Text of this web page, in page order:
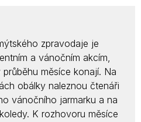
zpravodaje je
a vánočním akcím,
měsíce konají. Na
obálky naleznou čtenáři
vánočního jarmarku a na
K rozhovoru měsíce